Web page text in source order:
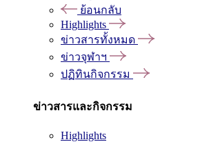
ย้อนกลับ
Highlights
ข่าวสารทั้งหมด
ข่าวจุฬาฯ
ปฏิทินกิจกรรม
ข่าวสารและกิจกรรม
Highlights